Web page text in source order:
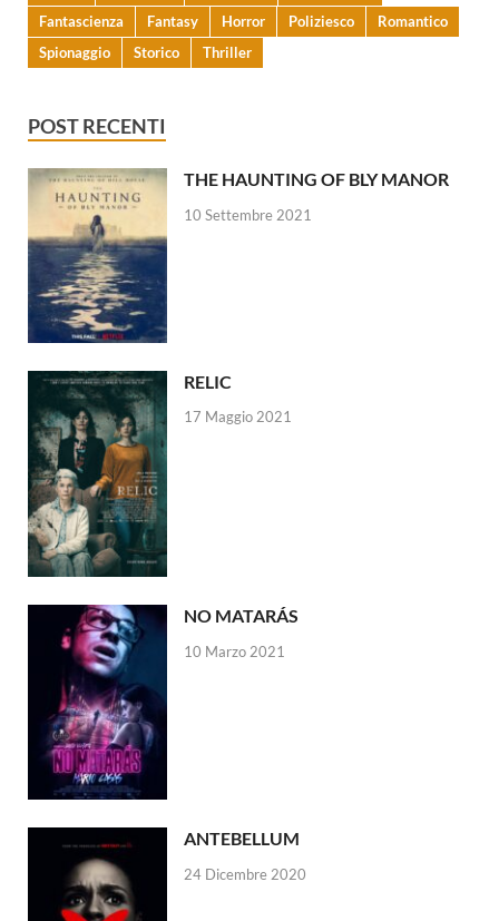
Fantascienza
Fantasy Horror Poliziesco
Romantico
Spionaggio
Storico Thriller
POST RECENTI
THE HAUNTING OF BLY MANOR
10 Settembre 2021
RELIC
17 Maggio 2021
NO MATARÁS
10 Marzo 2021
ANTEBELLUM
24 Dicembre 2020